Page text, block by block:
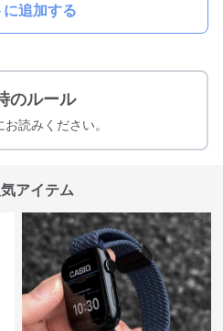
に追加する
のルール
読みください。
アイテム